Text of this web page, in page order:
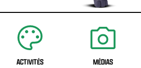
ACTIVITÉS MÉDIAS